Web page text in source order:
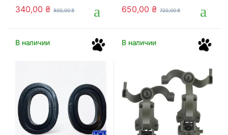
0
o
f
5
340,00₴ 800,00₴
5.00out of 5
650,00₴ 720,00₴
В наличии В наличии